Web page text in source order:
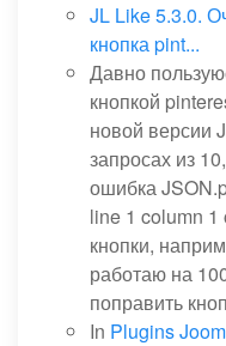
JL Like 5.3.0.
кнопка pint...
Давно
кнопкой
новой версии
запросах из
ошибка
line 1 column 1
кнопки,
работаю на
поправить
In Plugins